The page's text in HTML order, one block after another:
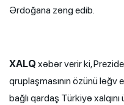
Ərdoğana zəng edib.
XALQ xəbər verir ki,
qruplaşmasının özünü ləğv
bağlı qardaş Türkiyə